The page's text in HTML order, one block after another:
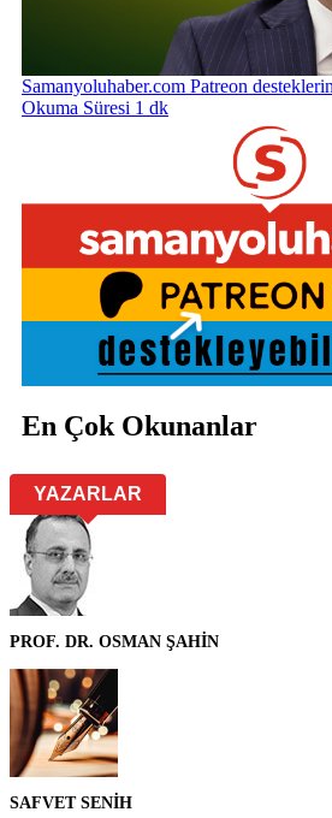
Samanyoluhaber.com Patreon
Okuma Süresi 1 dk
En Çok Okunanlar
YAZARLAR
PROF. DR. OSMAN ŞAHİN
SAFVET SENİH